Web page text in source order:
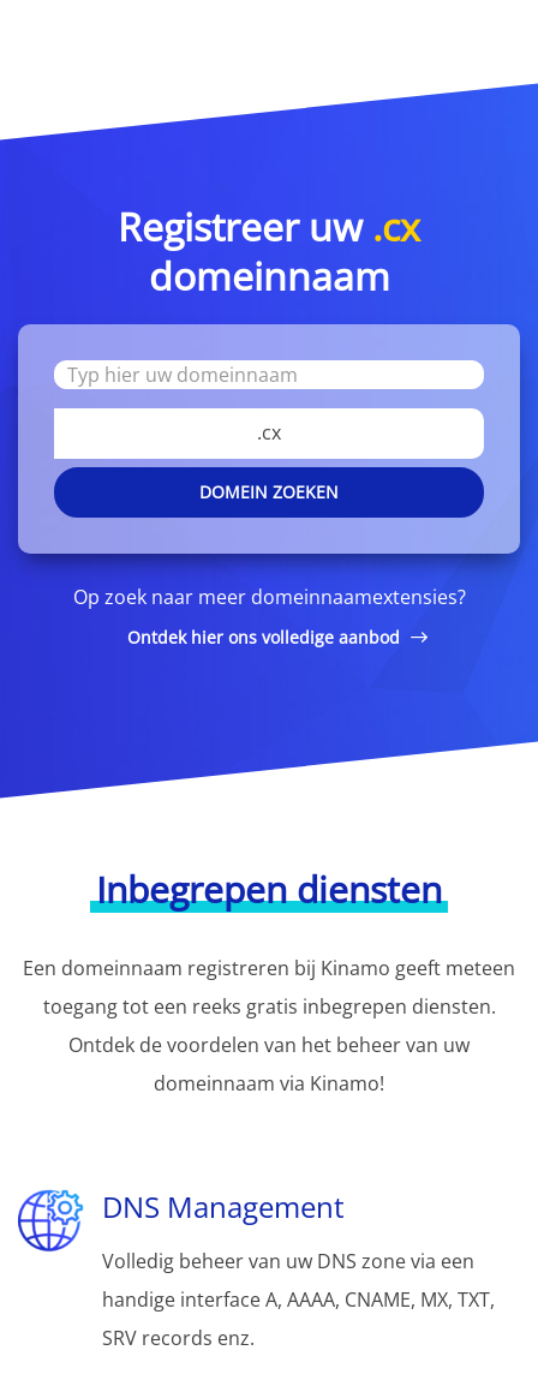
Registreer uw .cx
domeinnaam
.cx
DOMEIN ZOEKEN
Op zoek naar meer domeinnaamextensies?
Ontdek hier ons volledige aanbod
Inbegrepen diensten
Een domeinnaam registreren bij Kinamo geeft meteen
toegang tot een reeks gratis inbegrepen diensten.
Ontdek de voordelen van het beheer van uw
domeinnaam via Kinamo!
DNS Management
Volledig beheer van uw DNS zone via een
handige interface A, AAAA, CNAME, MX, TXT,
SRV records enz.